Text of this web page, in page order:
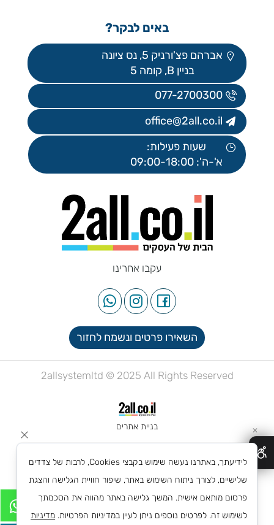
באים לבקר?
אברהם פצ'ורניק 5, נס ציונה
בניין B, קומה 5
077-2700300
office@2all.co.il
שעות פעילות:
א'-ה': 09:00-18:00
עקבו אחרינו
השאירו פרטים ונשמח לחזור
2allsystemltd © 2025 All Rights Reserved
בניית אתרים ✕
לידיעתך, באתרנו נעשה שימוש בקבצי Cookies, לרבות של צדדים
שלישיים, לצורך ניתוח השימוש באתר, שיפור חוויית הגלישה והצגת
פרסום מותאם אישית. המשך גלישה באתר מהווה את הסכמתך
לשימוש זה. לפרטים נוספים ניתן לעיין במדיניות הפרטיות. מדיניות